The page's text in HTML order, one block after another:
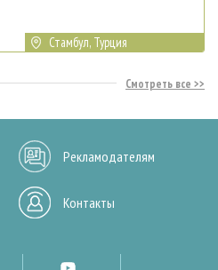
Стамбул, Турция
Смотреть все
Рекламодателям
Контакты